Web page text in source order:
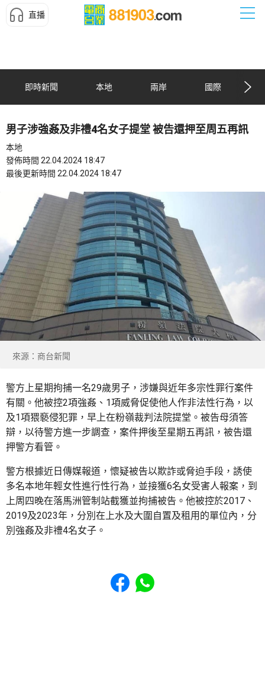
直播
即時新聞 本地 兩岸 國際
男子涉強姦及非禮4名女子提堂 被告還押至周五再訊
本地
發佈時間 22.04.2024 18:47
最後更新時間 22.04.2024 18:47
來源：商台新聞
警方上星期拘捕一名29歲男子，涉嫌與近年多宗性罪行案件
有關。他被控2項強姦、1項威脅促使他人作非法性行為，以
及1項猥褻侵犯罪，早上在粉嶺裁判法院提堂。被告母須答
辯，以待警方進一步調查，案件押後至星期五再訊，被告還
押警方看管。
警方根據近日傳媒報道，懷疑被告以欺詐或脅迫手段，誘使
多名本地年輕女性進行性行為，並接獲6名女受害人報案，到
上周四晚在落馬洲管制站截獲並拘捕被告。他被控於2017、
2019及2023年，分別在上水及大圍自置及租用的單位內，分
別強姦及非禮4名女子。
Share to Facebook
Share to WhatsApp